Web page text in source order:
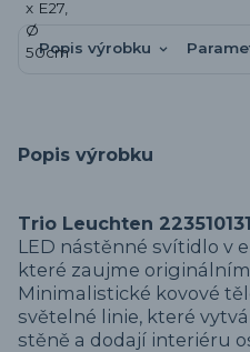
Popis výrobku
Popis výrobku
Trio Leuchten
LED nástěnné svítidlo v
které zaujme
Minimalistické kovové
světelné linie, které
stěně a dodají interiéru